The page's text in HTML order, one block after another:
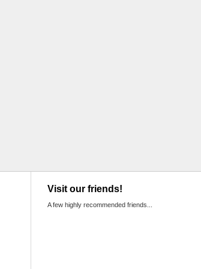
Visit our friends!
A few highly recommended friends...